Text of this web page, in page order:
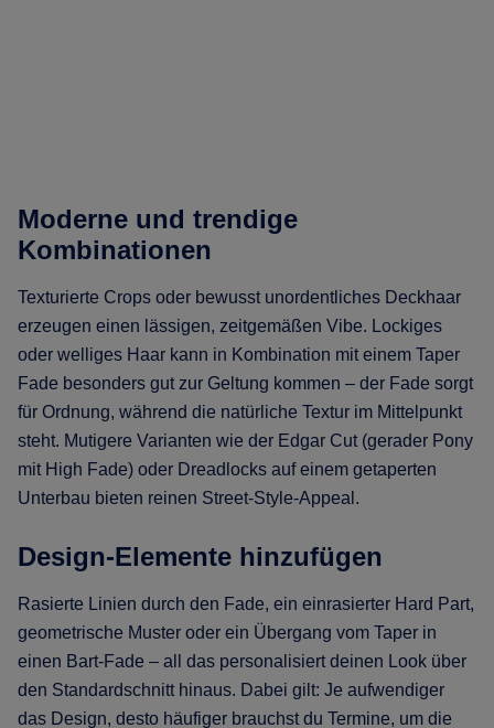
Moderne und trendige
Kombinationen
Texturierte Crops oder bewusst unordentliches Deckhaar
erzeugen einen lässigen, zeitgemäßen Vibe. Lockiges
oder welliges Haar kann in Kombination mit einem Taper
Fade besonders gut zur Geltung kommen – der Fade sorgt
für Ordnung, während die natürliche Textur im Mittelpunkt
steht. Mutigere Varianten wie der Edgar Cut (gerader Pony
mit High Fade) oder Dreadlocks auf einem getaperten
Unterbau bieten reinen Street-Style-Appeal.
Design-Elemente hinzufügen
Rasierte Linien durch den Fade, ein einrasierter Hard Part,
geometrische Muster oder ein Übergang vom Taper in
einen Bart-Fade – all das personalisiert deinen Look über
den Standardschnitt hinaus. Dabei gilt: Je aufwendiger
das Design, desto häufiger brauchst du Termine, um die